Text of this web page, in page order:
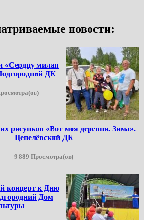
новости:
«Сердцу милая
ДК
рисунков «Вот моя деревня. Зима».
Цепелёвский ДК
9 889 Просмотра(ов)
концерт к Дню
Дом